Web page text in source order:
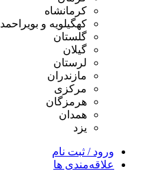
کرمانشاه
کهگیلویه و بویراحمد
گلستان
گیلان
لرستان
مازندران
مرکزی
هرمزگان
همدان
یزد
ورود / ثبت نام
علاقه‌مندی ها